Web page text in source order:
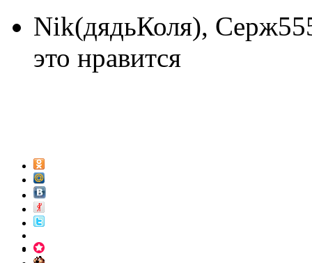
Nik(дядьКоля),
это нравится